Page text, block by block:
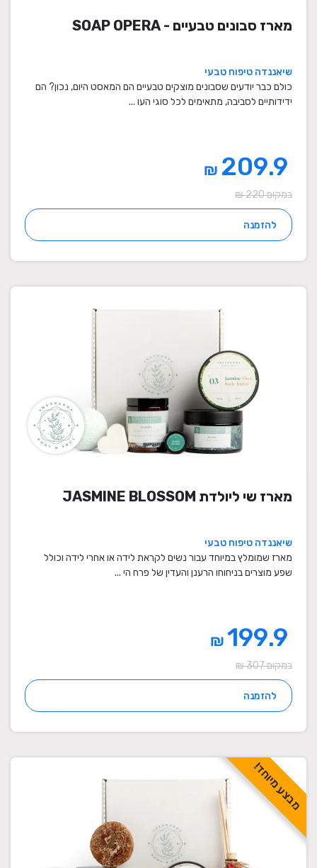
מארז סבונים טבעיים - SOAP OPERA
שיאננדה טיפוח טבעי
כולם כבר יודעים שסבונים מוצקים טבעיים הם המאסט היום, נכון? הם
ידידותיים לסביבה, מתאימים לכל סוגי העו ...
209.9
₪
במקום 220 ₪
להזמנה
מארז שי ליולדת JASMINE BLOSSOM
שיאננדה טיפוח טבעי
מארז שמומלץ במיוחד עבור נשים לקראת לידה או אחרי לידה וכולל
שפע מוצרים בניחוחו הרענן והעדין של פרח הי ...
199.9
₪
במקום 307 ₪
להזמנה
מבצע מיוחד!